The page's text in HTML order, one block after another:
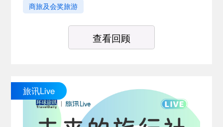
商旅及会奖旅游
查看回顾
旅讯Live